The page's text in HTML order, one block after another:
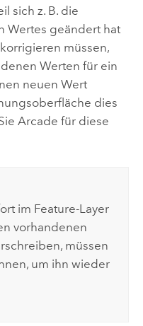
sich z. B. die
Wertes geändert hat
müssen,
Werten für ein
neuen Wert
dies
Arcade für diese
im Feature-Layer
vorhandenen
müssen
um ihn wieder